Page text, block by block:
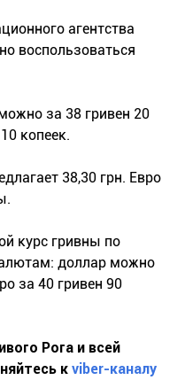
агентства
воспользоваться
за 38 гривен 20
копеек.
38,30 грн. Евро
курс гривны по
доллар можно
за 40 гривен 90
Рога и всей
к viber-каналу